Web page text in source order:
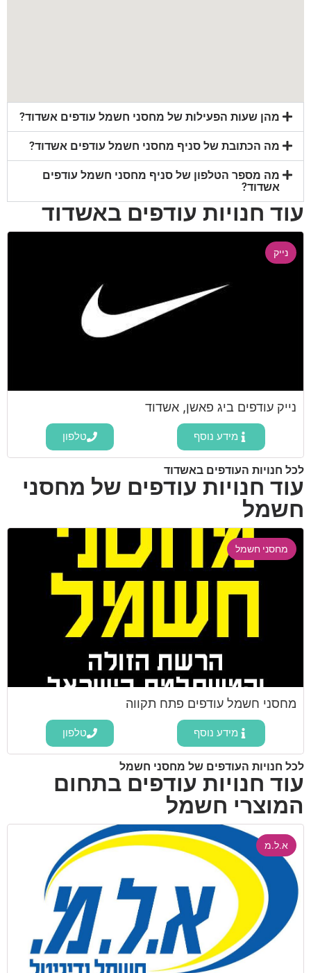
מהן שעות הפעילות של מחסני חשמל עודפים אשדוד?
מה הכתובת של סניף מחסני חשמל עודפים אשדוד?
מה מספר הטלפון של סניף מחסני חשמל עודפים
אשדוד?
עוד חנויות עודפים באשדוד
נייק
נייק עודפים ביג פאשן, אשדוד
מידע נוסף טלפון
לכל חנויות העודפים באשדוד
עוד חנויות עודפים של מחסני
חשמל
מחסני חשמל
מחסני חשמל עודפים פתח תקווה
מידע נוסף טלפון
לכל חנויות העודפים של מחסני חשמל
עוד חנויות עודפים בתחום
המוצרי חשמל
א.ל.מ